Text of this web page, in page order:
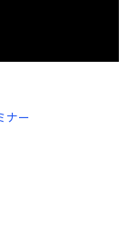
ナー